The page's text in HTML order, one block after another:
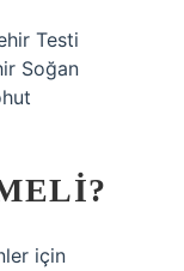
Testi
Soğan
için